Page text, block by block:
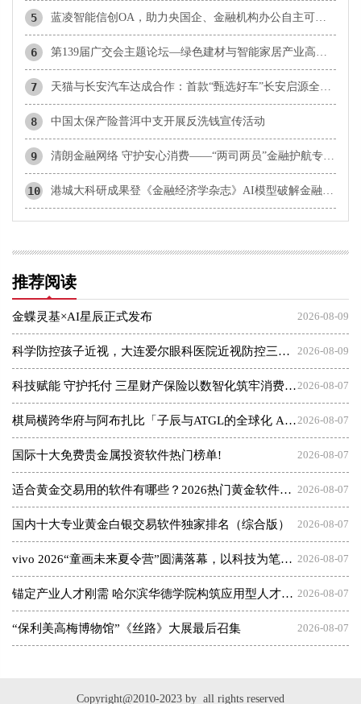
5 蓝凌智能信创OA，助力央国企、金融机构办公自主可控、高效智能
6 第139届广交会主题论坛—绿色建材与智能家居产业高质量出海交流活动在广州成功举办
7 天猫与长安汽车达成合作：首款“甄选好车”长安启源全新Q05激光极智版上线
8 中国太保产险普洱中支开展反洗钱宣传活动
9 清朗金融网络 守护安心消费——“两司两员”金融护航专项风险提示
10 港城大科研成果登《金融经济学杂志》AI模型破解金融资产定价难题
推荐阅读
2026-08-09
金蝶灵基×AI星辰正式发布
2026-08-09
科学防控孩子近视，大连爱尔眼科医院近视防控三大倡议发布会
2026-08-07
科技赋能 守护托付 三星财产保险以数智化筑牢消费者权益保护屏障
2026-08-07
棋局横跨华府与阿布扎比「子辰与ATGL的全球化 AI 资本突围战」
2026-08-07
国际十大免费贵金属投资软件热门榜单!
2026-08-07
适合黄金交易用的软件有哪些？2026热门黄金软件速览！
2026-08-07
国内十大专业黄金白银交易软件独家排名（综合版）
2026-08-07
vivo 2026“童画未来夏令营”圆满落幕，以科技为笔，绘就美育未来
2026-08-07
锚定产业人才刚需 哈尔滨华德学院构筑应用型人才成长高地
2026-08-07
“保利美高梅博物馆”《丝路》大展最后召集
Copyright@2010-2023 by all rights reserved